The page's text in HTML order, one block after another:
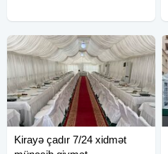
Kirayə çadır 7/24 xidmət